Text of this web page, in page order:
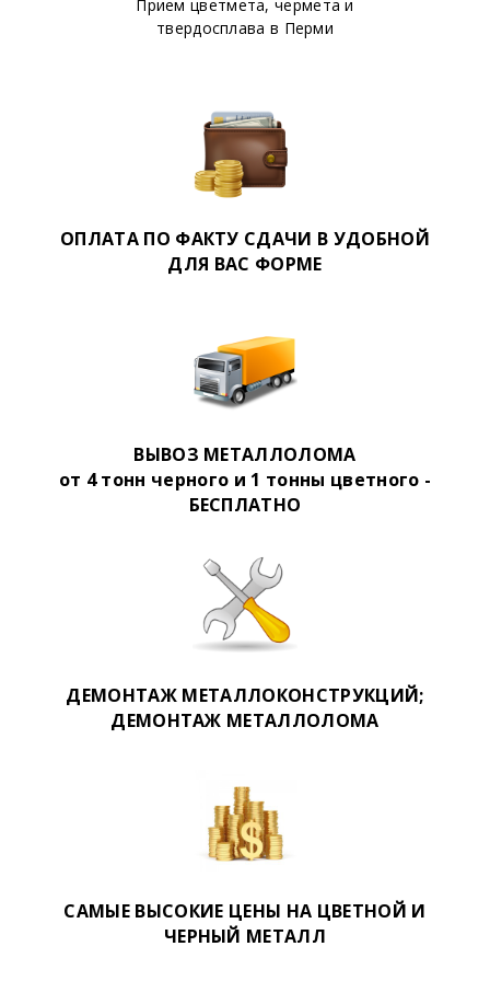
или позвонив по контактному
Прием цветмета, чермета и
твердосплава в Перми
ОПЛАТА ПО ФАКТУ СДАЧИ В УДОБНОЙ
ДЛЯ ВАС ФОРМЕ
ВЫВОЗ МЕТАЛЛОЛОМА
от 4 тонн черного и 1 тонны цветного -
БЕСПЛАТНО
ДЕМОНТАЖ МЕТАЛЛОКОНСТРУКЦИЙ;
ДЕМОНТАЖ МЕТАЛЛОЛОМА
САМЫЕ ВЫСОКИЕ ЦЕНЫ НА ЦВЕТНОЙ И
ЧЕРНЫЙ МЕТАЛЛ